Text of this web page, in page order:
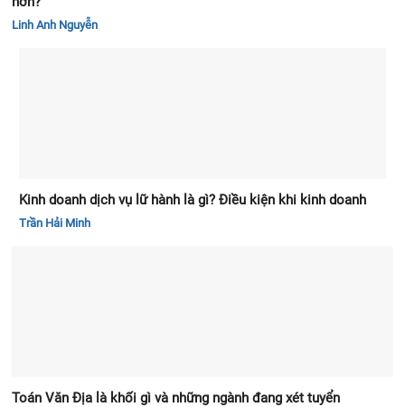
Linh Anh Nguyễn
Kinh doanh dịch vụ lữ hành là gì? Điều kiện khi kinh doanh
Trần Hải Minh
Toán Văn Địa là khối gì và những ngành đang xét tuyển